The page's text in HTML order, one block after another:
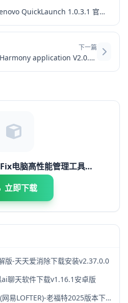
联想Win8开始菜单 Lenovo QuickLaunch 1.0.3.1 官方安装版
下一篇
联想智能识别软件Lenovo Harmony application V2.0.0.0902 官方安装版
电脑高性能管理工具
免费绿色版
立即下载
版-天天爱消除下载安装v2.37.0.0
聊天软件下载v1.16.1安卓版
老福特2025最新破解版(网易LOFTER)-老福特2025版本下载v8.1.22